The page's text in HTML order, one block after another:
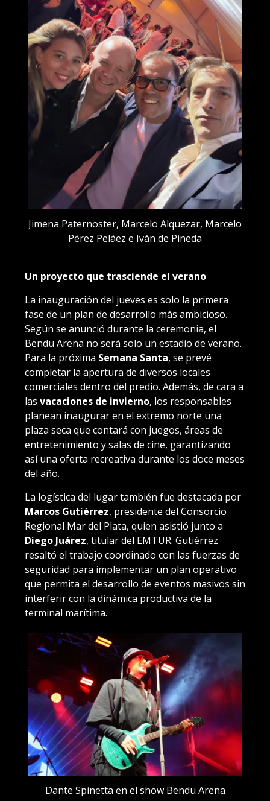
Jimena Paternoster, Marcelo Alquezar, Marcelo
Pérez Peláez e Iván de Pineda
Un proyecto que trasciende el verano
La inauguración del jueves es solo la primera
fase de un plan de desarrollo más ambicioso.
Según se anunció durante la ceremonia, el
Bendu Arena no será solo un estadio de verano.
Para la próxima Semana Santa, se prevé
completar la apertura de diversos locales
comerciales dentro del predio. Además, de cara a
las vacaciones de invierno, los responsables
planean inaugurar en el extremo norte una
plaza seca que contará con juegos, áreas de
entretenimiento y salas de cine, garantizando
así una oferta recreativa durante los doce meses
del año.
La logística del lugar también fue destacada por
Marcos Gutiérrez, presidente del Consorcio
Regional Mar del Plata, quien asistió junto a
Diego Juárez, titular del EMTUR. Gutiérrez
resaltó el trabajo coordinado con las fuerzas de
seguridad para implementar un plan operativo
que permita el desarrollo de eventos masivos sin
interferir con la dinámica productiva de la
terminal marítima.
Dante Spinetta en el show Bendu Arena